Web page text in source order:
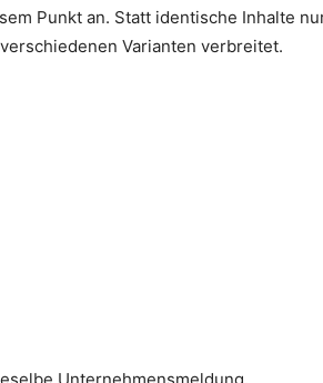
Punkt an. Statt identische Inhalte
Varianten verbreitet.